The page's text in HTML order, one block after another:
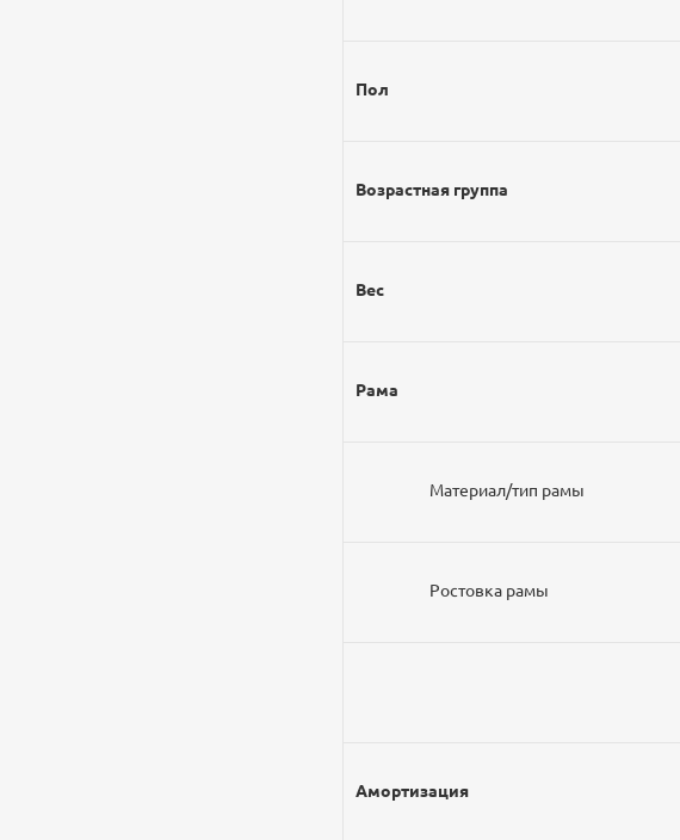
Пол
Возрастная группа
Вес
Рама
Материал/тип рамы
Ростовкa рамы
Амортизация